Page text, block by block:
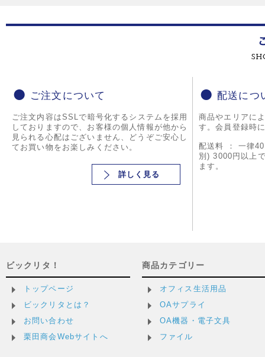
ご注文について
ご注文内容はSSLで暗号化するシステムを採用
しておりますので、お客様の個人情報が他から
見られる心配はございません、どうぞご安心し
てお買い物をお楽しみください。
詳しく見る
配送につ
商品やエリアに
す。会員登録時
配送料 ： 一律
別) 3000円以上
ます。
ビックリタ！
トップページ
ビックリタとは？
お問い合わせ
栗田商会Webサイトへ
商品カテゴリー
オフィス生活用品
OAサプライ
OA機器・電子文具
ファイル